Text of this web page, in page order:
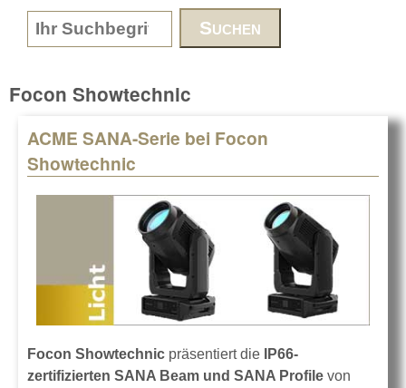
www.DieReferenz.de
Search form
Focon Showtechnic
ACME SANA-Serie bei Focon
Showtechnic
Focon Showtechnic präsentiert die IP66-
zertifizierten SANA Beam und SANA Profile von
Pages